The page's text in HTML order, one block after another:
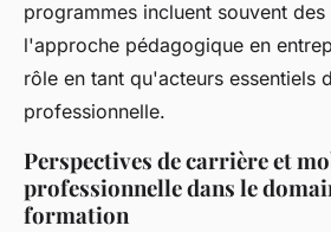
programmes incluent souvent
l'approche pédagogique en
rôle en tant qu'acteurs essentiels
professionnelle.
Perspectives de carrière et
professionnelle dans le
formation